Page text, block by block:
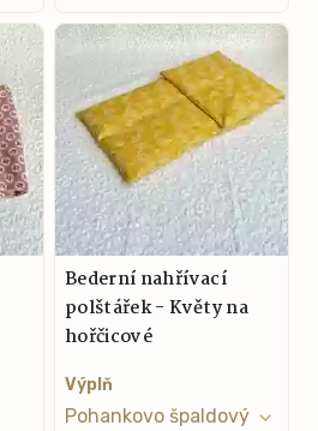
Bederní nahřívací
polštářek - Květy na
hořčicové
Výplň